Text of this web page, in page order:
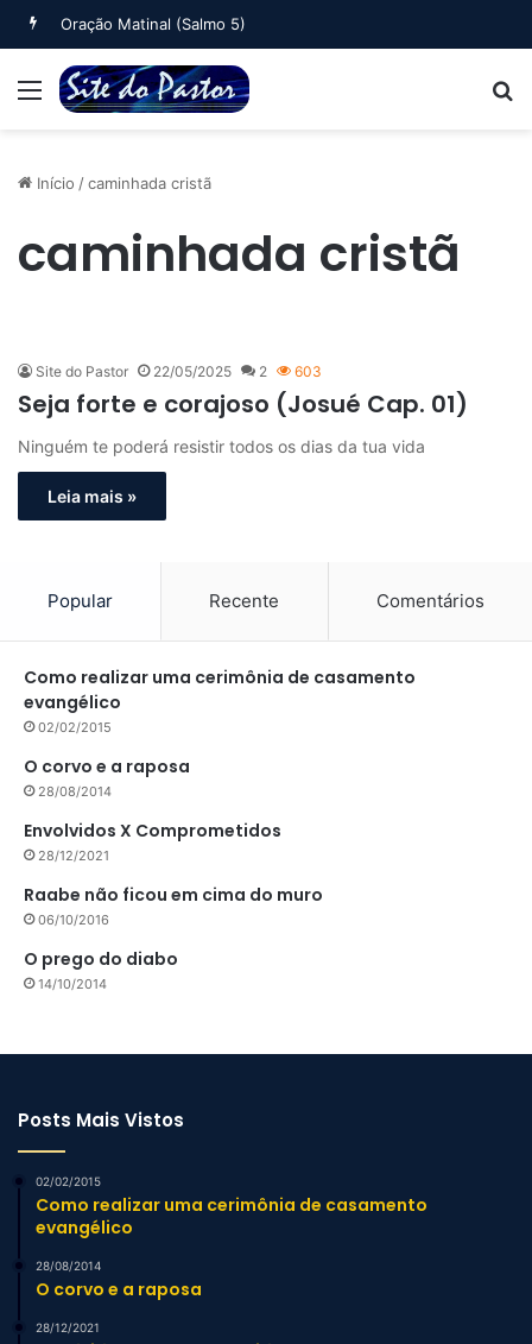
Oração Matinal (Salmo 5)
Menu
Início /caminhada cristã
caminhada cristã
Site do Pastor 22/05/2025 2 603
Seja forte e corajoso (Josué Cap. 01)
Ninguém te poderá resistir todos os dias da tua vida
Leia mais »
Popular Recente Comentários
Como realizar uma cerimônia de casamento
evangélico
02/02/2015
O corvo e a raposa
28/08/2014
Envolvidos X Comprometidos
28/12/2021
Raabe não ficou em cima do muro
06/10/2016
O prego do diabo
14/10/2014
Posts Mais Vistos
02/02/2015
Como realizar uma cerimônia de casamento
evangélico
28/08/2014
O corvo e a raposa
28/12/2021